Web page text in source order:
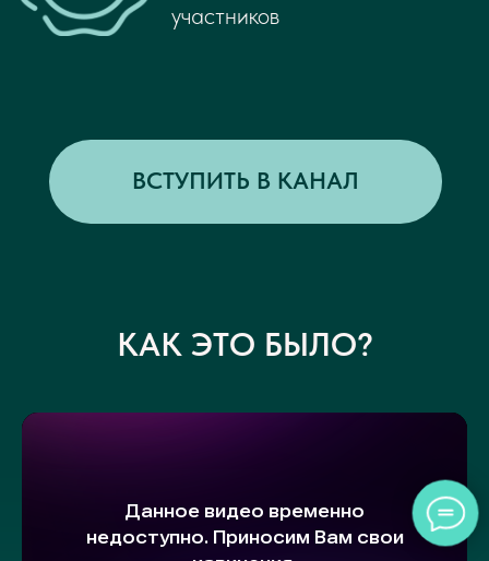
КАК ЭТО БЫЛО?